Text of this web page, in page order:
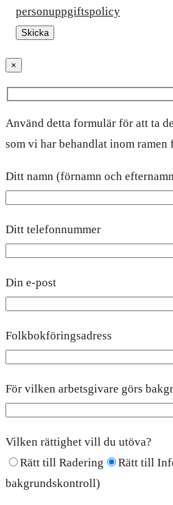
personuppgiftspolicy
×
Använd detta formulär för att ta
som vi har behandlat inom ramen
Ditt namn (förnamn och
Ditt telefonnummer
Din e-post
Folkbokföringsadress
För vilken arbetsgivare görs
Vilken rättighet vill du utöva?
Rätt till Radering
Rätt till
bakgrundskontroll)